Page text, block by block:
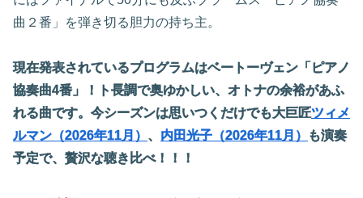
曲２番」を弾き切る胆力の持ち主。
現在発表されているプログラムはベートーヴェン「ピアノ
協奏曲4番」！ト長調で奥ゆかしい、オトナの余裕があふ
れる曲です。今シーズンは思いつくだけでも大巨匠ツィメ
ルマン（2026年11月） 、 内田光子（2026年11月）
も演奏
予定で、贅沢な聴き比べ！！！